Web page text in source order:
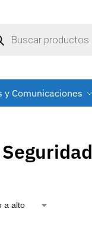
y Comunicaciones